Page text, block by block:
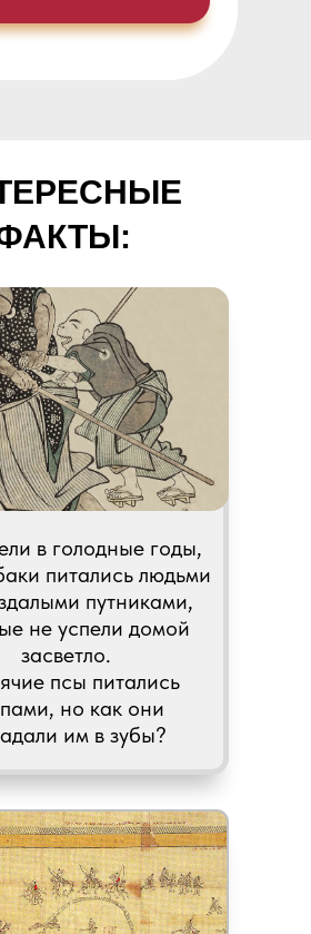
в голодные годы,
питались людьми
путниками,
не успели домой
засветло.
псы питались
но как они
им в зубы?